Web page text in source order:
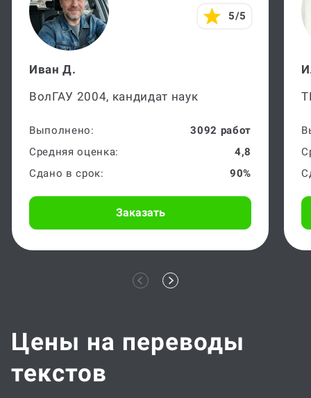
5/5
Иван Д.
ВолГАУ 2004, кандидат наук
Выполнено:
3092 работ
Средняя оценка:
4,8
Сдано в срок:
90%
Заказать
Цены на переводы
текстов